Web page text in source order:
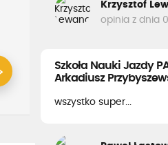
Krzysztof
opinia z dnia
Szkoła Nauki Jazdy
Arkadiusz
wszystko super...